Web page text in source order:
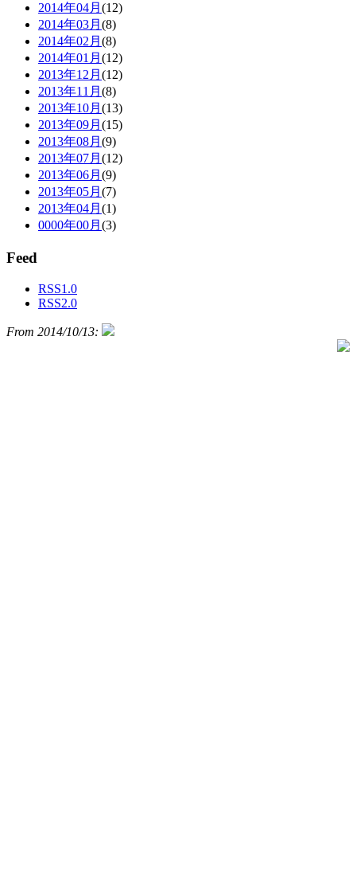
2014年04月 (12)
2014年03月 (8)
2014年02月 (8)
2014年01月 (12)
2013年12月 (12)
2013年11月 (8)
2013年10月 (13)
2013年09月 (15)
2013年08月 (9)
2013年07月 (12)
2013年06月 (9)
2013年05月 (7)
2013年04月 (1)
0000年00月 (3)
Feed
RSS1.0
RSS2.0
From 2014/10/13: